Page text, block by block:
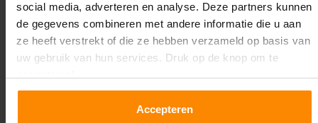
social media, adverteren en analyse. Deze partners kunnen
de gegevens combineren met andere informatie die u aan
ze heeft verstrekt of die ze hebben verzameld op basis van
uw gebruik van hun services. Druk op de knop om te
Accepteren
draagkrachten? Speciale uitvoeringen? Onze